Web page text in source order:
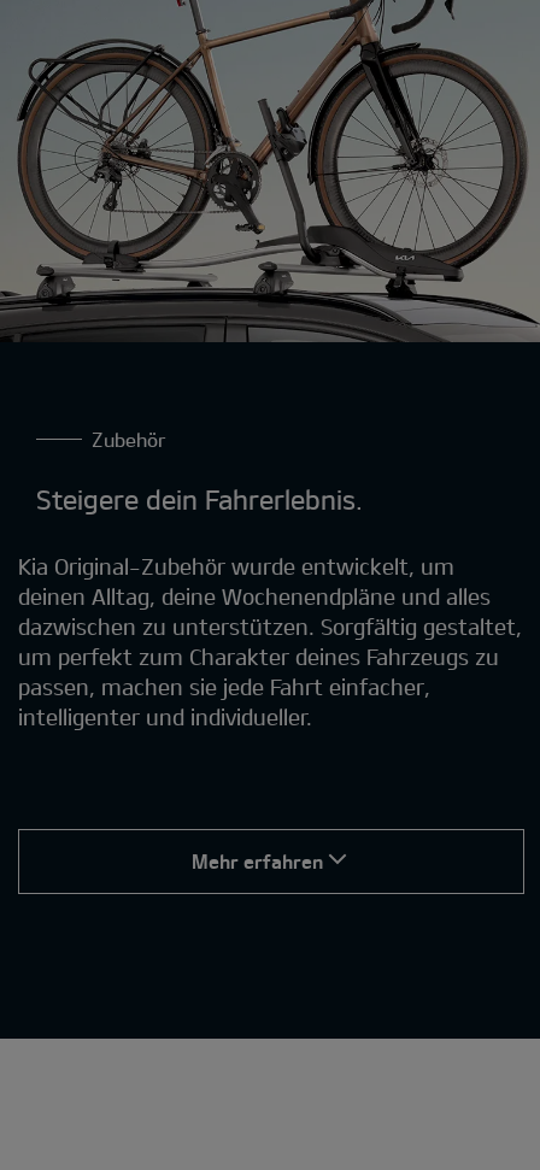
Zubehör
Steigere dein Fahrerlebnis.
Kia Original-Zubehör wurde entwickelt, um
deinen Alltag, deine Wochenendpläne und alles
dazwischen zu unterstützen. Sorgfältig gestaltet,
um perfekt zum Charakter deines Fahrzeugs zu
passen, machen sie jede Fahrt einfacher,
intelligenter und individueller.
Mehr erfahren